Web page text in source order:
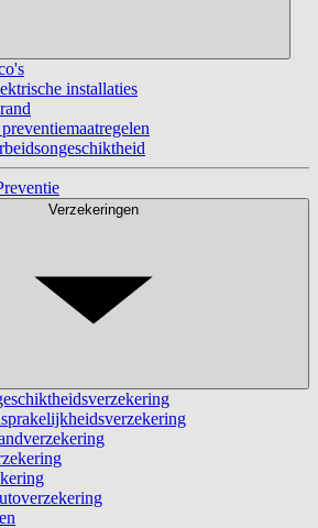
installaties
Verzekeringen